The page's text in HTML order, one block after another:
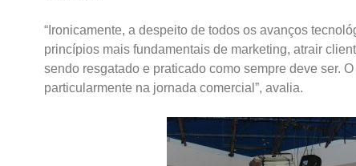
“Ironicamente, a despeito de todos os avanços
princípios mais fundamentais de marketing, atrair
sendo resgatado e praticado como sempre deve ser.
particularmente na jornada comercial”, avalia.